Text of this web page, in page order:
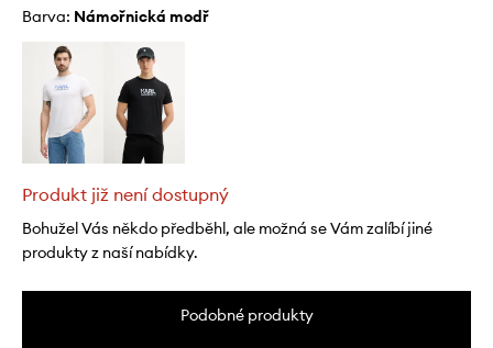
Barva: námořnická modř
Produkt již není dostupný
Bohužel Vás někdo předběhl, ale možná se Vám zalíbí jiné
produkty z naší nabídky.
Podobné produkty